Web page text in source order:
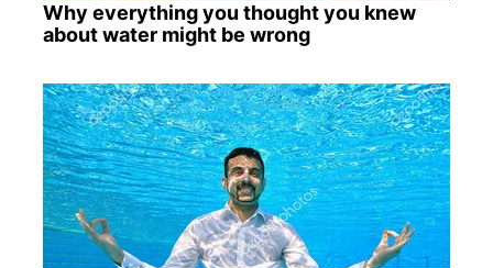
Why everything you thought you knew
about water might be wrong